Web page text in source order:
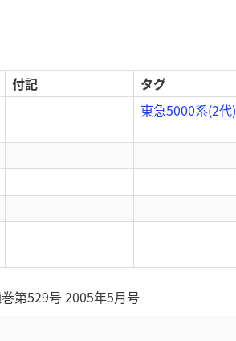
付記
タグ
東急5000系(2代)
第529号 2005年5月号